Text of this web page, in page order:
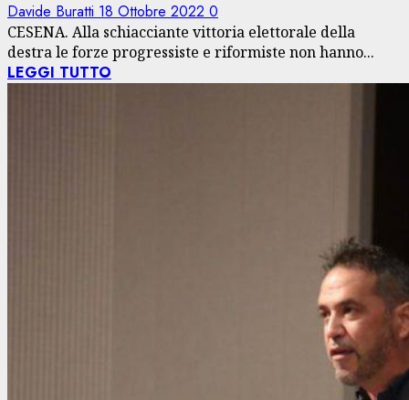
Davide Buratti 18 Ottobre 2022 0
CESENA. Alla schiacciante vittoria elettorale della
destra le forze progressiste e riformiste non hanno...
LEGGI TUTTO